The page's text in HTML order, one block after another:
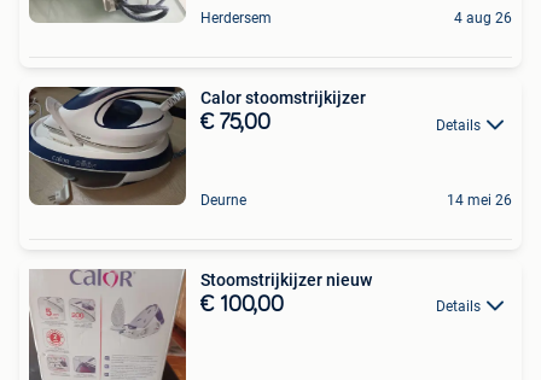
Herdersem 4 aug 26
Calor stoomstrijkijzer
€ 75,00 Details
Deurne 14 mei 26
Stoomstrijkijzer nieuw
€ 100,00 Details